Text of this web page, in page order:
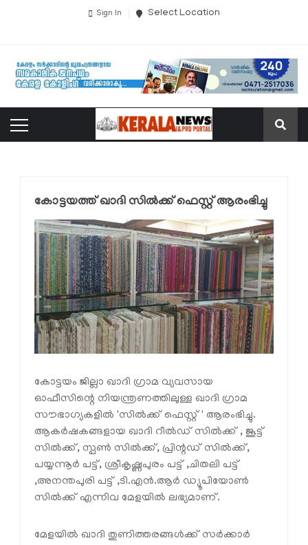
Sign In Select Location
കോട്ടയത്ത് ഖാദി സിൽക്ക് ഫെസ്റ്റ് ആരംഭിച്ചു
കോട്ടയം ജില്ലാ ഖാദി ഗ്രാമ വ്യവസായ
ഓഫീസിന്റെ നിയന്ത്രണത്തിലുള്ള ഖാദി ഗ്രാമ
സൗഭാഗ്യകളിൽ 'സിൽക്ക് ഫെസ്റ്റ് ' ആരംഭിച്ചു.
ആകർഷകങ്ങളായ ഖാദി റീൽഡ് സിൽക്ക് , ജൂട്ട്
സിൽക്ക്, സ്പൺ സിൽക്ക്, പ്രിന്റഡ് സിൽക്ക്,
പയ്യന്നൂർ പട്ട്, ശ്രീകൃഷ്ണപുരം പട്ട് ,ചിതലി പട്ട്
,അനന്തപുരി പട്ട് ,ടി.എൻ.ആർ ഡ്യൂപിയോൺ
സിൽക്ക് എന്നിവ മേളയിൽ ലഭ്യമാണ്.
മേളയിൽ ഖാദി തുണിത്തരങ്ങൾക്ക് സർക്കാർ